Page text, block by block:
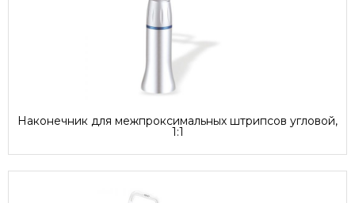
Наконечник для межпроксимальных штрипсов угловой,
1:1